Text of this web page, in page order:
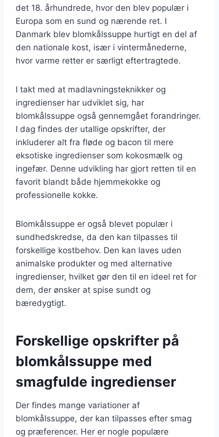
det 18. århundrede, hvor den blev populær i
Europa som en sund og nærende ret. I
Danmark blev blomkålssuppe hurtigt en del af
den nationale kost, især i vintermånederne,
hvor varme retter er særligt eftertragtede.
I takt med at madlavningsteknikker og
ingredienser har udviklet sig, har
blomkålssuppe også gennemgået forandringer.
I dag findes der utallige opskrifter, der
inkluderer alt fra fløde og bacon til mere
eksotiske ingredienser som kokosmælk og
ingefær. Denne udvikling har gjort retten til en
favorit blandt både hjemmekokke og
professionelle kokke.
Blomkålssuppe er også blevet populær i
sundhedskredse, da den kan tilpasses til
forskellige kostbehov. Den kan laves uden
animalske produkter og med alternative
ingredienser, hvilket gør den til en ideel ret for
dem, der ønsker at spise sundt og
bæredygtigt.
Forskellige opskrifter på
blomkålssuppe med
smagfulde ingredienser
Der findes mange variationer af
blomkålssuppe, der kan tilpasses efter smag
og præferencer. Her er nogle populære